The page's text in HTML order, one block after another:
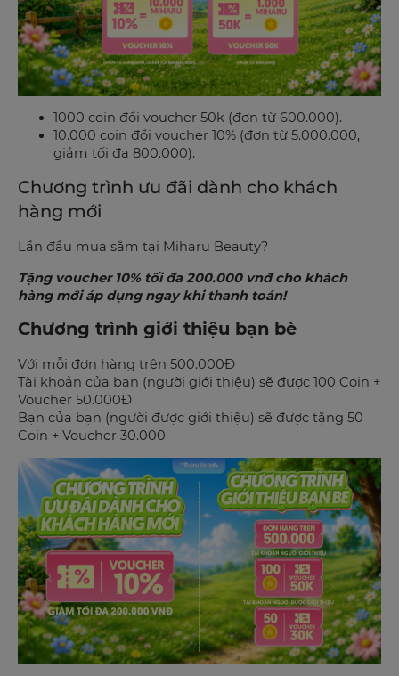
1000 coin đổi voucher 50k (đơn từ 600.000).
10.000 coin đổi voucher 10% (đơn từ 5.000.000,
giảm tối đa 800.000).
Chương trình ưu đãi dành cho khách
hàng mới
Lần đầu mua sắm tại Miharu Beauty?
Tặng voucher 10% tối đa 200.000 vnđ cho khách
hàng mới áp dụng ngay khi thanh toán!
Chương trình giới thiệu bạn bè
Với mỗi đơn hàng trên 500.000Đ
Tài khoản của bạn (người giới thiệu) sẽ được 100 Coin +
Voucher 50.000Đ
Bạn của bạn (người được giới thiệu) sẽ được tặng 50
Coin + Voucher 30.000